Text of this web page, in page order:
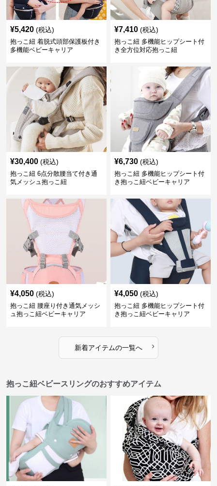
¥5,420 (税込)
抱っこ紐 着脱式頭部保護板付き
多機能ベビーキャリア
¥7,410 (税込)
抱っこ紐 多機能ヒップシート付
き全方位対応抱っこ紐
¥30,400 (税込)
抱っこ紐 6点分散腰当て付き通
気メッシュ抱っこ紐
¥6,730 (税込)
抱っこ紐 多機能ヒップシート付
き抱っこ紐ベビーキャリア
¥4,050 (税込)
抱っこ紐 腰座り付き通気メッシ
ュ抱っこ紐ベビーキャリア
¥4,050 (税込)
抱っこ紐 多機能ヒップシート付
き抱っこ紐ベビーキャリア
新着アイテムの一覧へ ›
抱っこ紐ベビースリングのおすすめアイテム